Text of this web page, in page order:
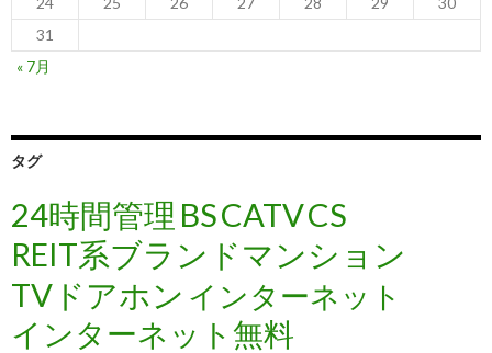
31
« 7月
タグ
24時間管理 BSCATVCS
REIT系ブランドマンション
TVドアホン インターネット
インターネット無料